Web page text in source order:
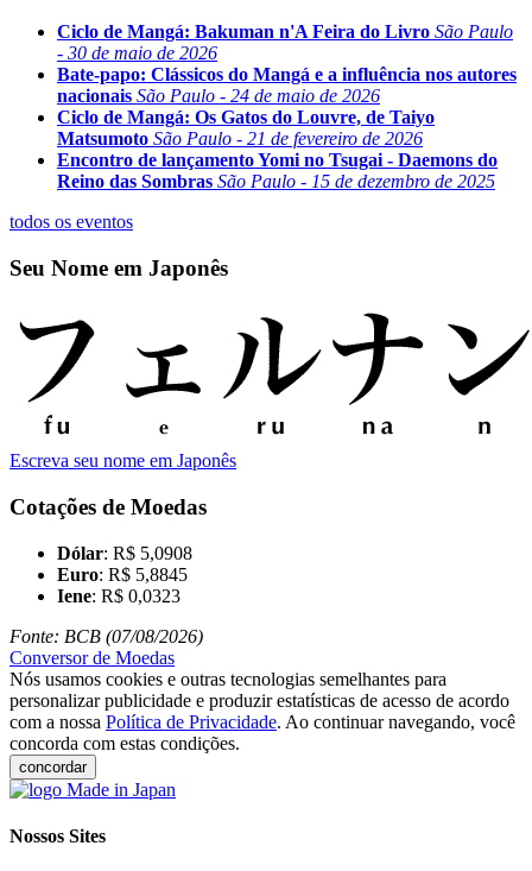
Ciclo de Mangá: Bakuman n'A Feira do Livro São Paulo
- 30 de maio de 2026
Bate-papo: Clássicos do Mangá e a influência nos autores
nacionais São Paulo - 24 de maio de 2026
Ciclo de Mangá: Os Gatos do Louvre, de Taiyo
Matsumoto São Paulo - 21 de fevereiro de 2026
Encontro de lançamento Yomi no Tsugai - Daemons do
Reino das Sombras São Paulo - 15 de dezembro de 2025
todos os eventos
Seu Nome em Japonês
Escreva seu nome em Japonês
Cotações de Moedas
Dólar: R$ 5,0908
Euro: R$ 5,8845
Iene: R$ 0,0323
Fonte: BCB (07/08/2026)
Conversor de Moedas
Nós usamos cookies e outras tecnologias semelhantes para
personalizar publicidade e produzir estatísticas de acesso de acordo
com a nossa Política de Privacidade. Ao continuar navegando, você
concorda com estas condições.
concordar
Nossos Sites